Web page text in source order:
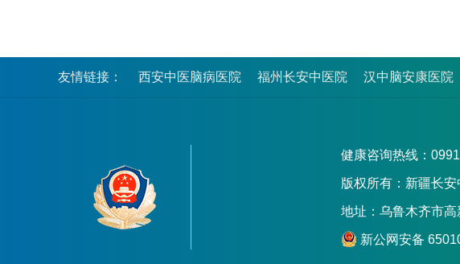
友情链接： 西安中医脑病医院 福州长安中医院 汉中脑安康医院
健康咨询热线：
版权所有：新疆
地址：乌鲁木齐市
新公网安备